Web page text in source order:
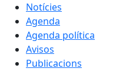
Notícies
Agenda
Agenda política
Avisos
Publicacions